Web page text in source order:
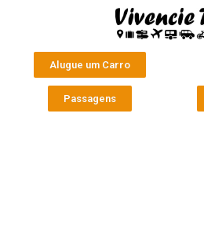
Alugue um Carro
Passagens